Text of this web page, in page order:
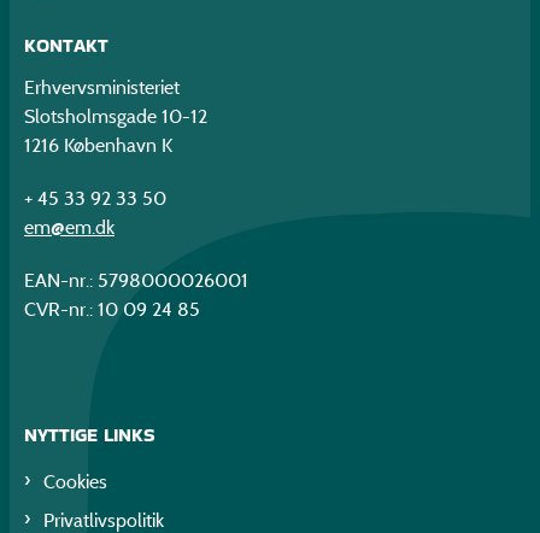
KONTAKT
Erhvervsministeriet
Slotsholmsgade 10-12
1216 København K
+ 45 33 92 33 50
em@em.dk
EAN-nr.: 5798000026001
CVR-nr.: 10 09 24 85
NYTTIGE LINKS
Cookies
Privatlivspolitik